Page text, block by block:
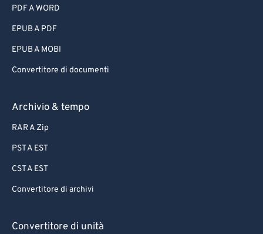
PDF A WORD
EPUB A PDF
EPUB A MOBI
Convertitore di documenti
Archivio & tempo
RAR A Zip
PST A EST
CST A EST
Convertitore di archivi
Convertitore di unità